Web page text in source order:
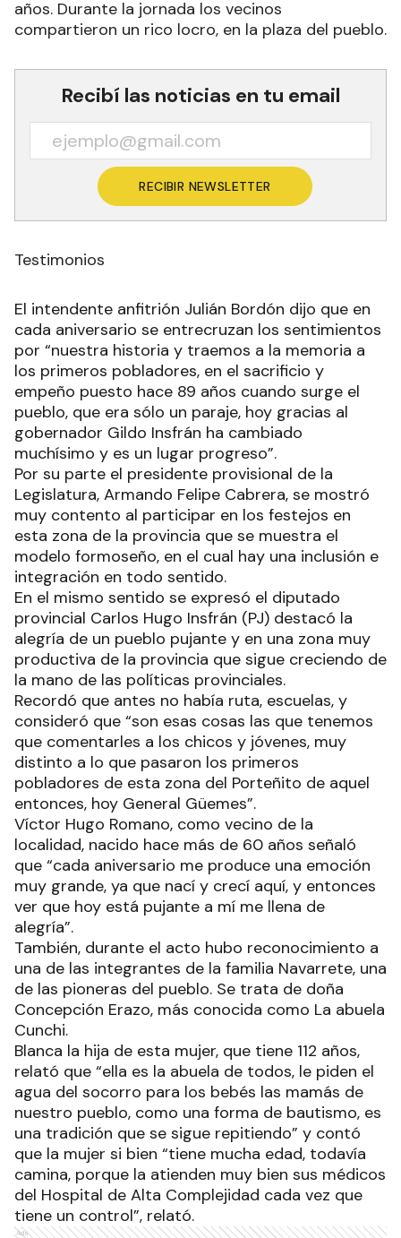
años. Durante la jornada los vecinos
compartieron un rico locro, en la plaza del pueblo.
Recibí las noticias en tu email
RECIBIR NEWSLETTER
Testimonios
El intendente anfitrión Julián Bordón dijo que en
cada aniversario se entrecruzan los sentimientos
por “nuestra historia y traemos a la memoria a
los primeros pobladores, en el sacrificio y
empeño puesto hace 89 años cuando surge el
pueblo, que era sólo un paraje, hoy gracias al
gobernador Gildo Insfrán ha cambiado
muchísimo y es un lugar progreso”.
Por su parte el presidente provisional de la
Legislatura, Armando Felipe Cabrera, se mostró
muy contento al participar en los festejos en
esta zona de la provincia que se muestra el
modelo formoseño, en el cual hay una inclusión e
integración en todo sentido.
En el mismo sentido se expresó el diputado
provincial Carlos Hugo Insfrán (PJ) destacó la
alegría de un pueblo pujante y en una zona muy
productiva de la provincia que sigue creciendo de
la mano de las políticas provinciales.
Recordó que antes no había ruta, escuelas, y
consideró que “son esas cosas las que tenemos
que comentarles a los chicos y jóvenes, muy
distinto a lo que pasaron los primeros
pobladores de esta zona del Porteñito de aquel
entonces, hoy General Güemes”.
Víctor Hugo Romano, como vecino de la
localidad, nacido hace más de 60 años señaló
que “cada aniversario me produce una emoción
muy grande, ya que nací y crecí aquí, y entonces
ver que hoy está pujante a mí me llena de
alegría”.
También, durante el acto hubo reconocimiento a
una de las integrantes de la familia Navarrete, una
de las pioneras del pueblo. Se trata de doña
Concepción Erazo, más conocida como La abuela
Cunchi.
Blanca la hija de esta mujer, que tiene 112 años,
relató que “ella es la abuela de todos, le piden el
agua del socorro para los bebés las mamás de
nuestro pueblo, como una forma de bautismo, es
una tradición que se sigue repitiendo” y contó
que la mujer si bien “tiene mucha edad, todavía
camina, porque la atienden muy bien sus médicos
del Hospital de Alta Complejidad cada vez que
tiene un control”, relató.
Ads